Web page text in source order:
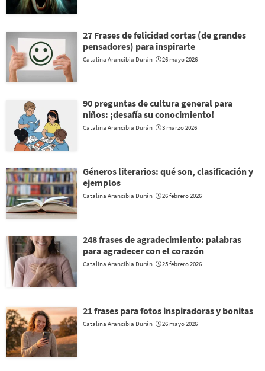
27 Frases de felicidad cortas (de grandes
pensadores) para inspirarte
Catalina Arancibia Durán 26 mayo 2026
90 preguntas de cultura general para
niños: ¡desafía su conocimiento!
Catalina Arancibia Durán 3 marzo 2026
Géneros literarios: qué son, clasificación y
ejemplos
Catalina Arancibia Durán 26 febrero 2026
248 frases de agradecimiento: palabras
para agradecer con el corazón
Catalina Arancibia Durán 25 febrero 2026
21 frases para fotos inspiradoras y bonitas
Catalina Arancibia Durán 26 mayo 2026